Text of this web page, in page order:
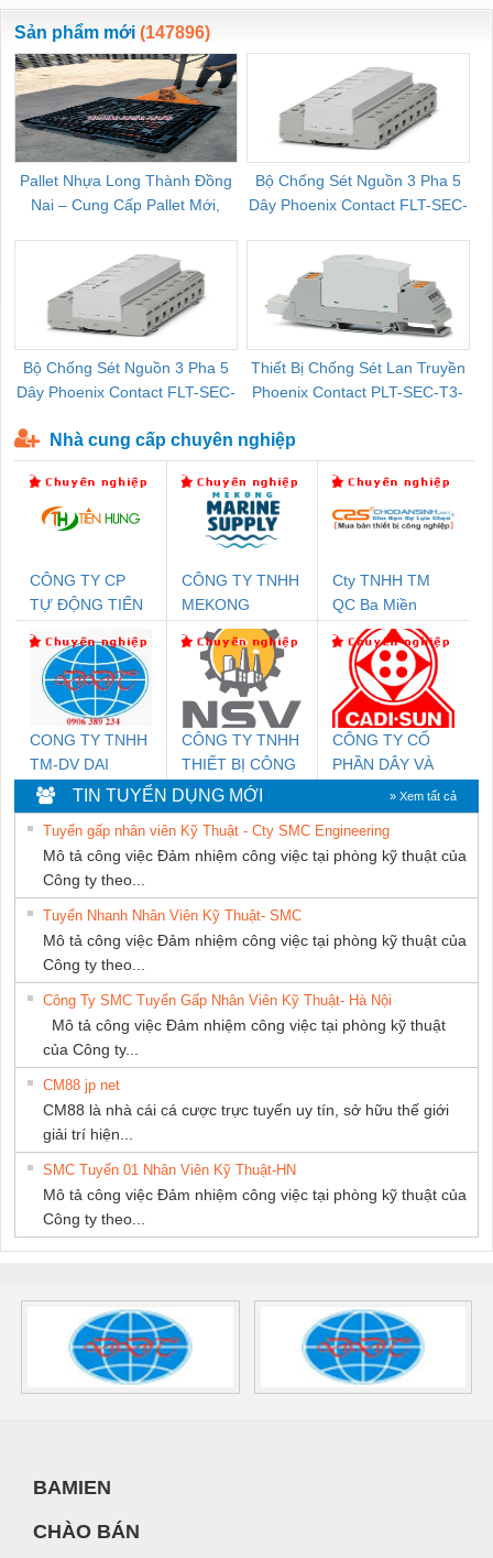
ewara
CHUA CHAY
Sản phẩm mới (147896)
Pallet Nhựa Long Thành Đồng
Nai – Cung Cấp Pallet Mới,
Bộ Chống Sét Nguồn 3 Pha 5
Dây Phoenix Contact FLT-SEC-
Bộ Chống Sét Nguồn 3 Pha 5
Dây Phoenix Contact FLT-SEC-
Thiết Bị Chống Sét Lan Truyền
Phoenix Contact PLT-SEC-T3-
Nhà cung cấp chuyên nghiệp
CÔNG TY CP
TỰ ĐỘNG TIẾN
CÔNG TY TNHH
MEKONG
MARINE
SUPPLY
Cty TNHH TM
QC Ba Miền
CONG TY TNHH
TM-DV DAI
DONG THANH
CÔNG TY TNHH
THIẾT BỊ CÔNG
NGHIỆP NIHON
SETSUBI VIỆT
NAM
CÔNG TY CỔ
PHẦN DÂY VÀ
CÁP ĐIỆN
THƯỢNG ĐÌNH
TIN TUYỂN DỤNG MỚI » Xem tất cả
Tuyển gấp nhân viên Kỹ Thuật - Cty SMC Engineering
Mô tả công việc Đảm nhiệm công việc tại phòng kỹ thuật của
Công ty theo...
Tuyển Nhanh Nhân Viên Kỹ Thuật- SMC
Mô tả công việc Đảm nhiệm công việc tại phòng kỹ thuật của
Công ty theo...
Công Ty SMC Tuyển Gấp Nhân Viên Kỹ Thuật- Hà Nội
Mô tả công việc Đảm nhiệm công việc tại phòng kỹ thuật
của Công ty...
CM88 jp net
CM88 là nhà cái cá cược trực tuyến uy tín, sở hữu thế giới
giải trí hiện...
SMC Tuyển 01 Nhân Viên Kỹ Thuật-HN
Mô tả công việc Đảm nhiệm công việc tại phòng kỹ thuật của
Công ty theo...
BAMIEN
CHÀO BÁN